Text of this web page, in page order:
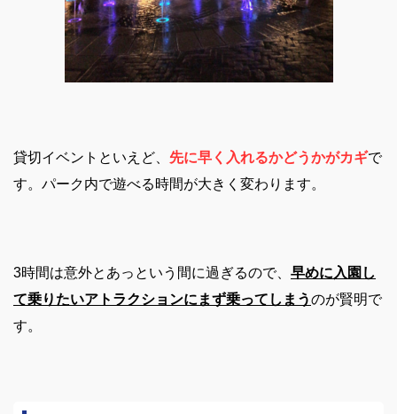
貸切イベントといえど、 先に早く入れるかどうかがカギで
す。パーク内で遊べる時間が大きく変わります。
3時間は意外とあっという間に過ぎるので、 早めに入園し
て乗りたいアトラクションにまず乗ってしまうのが賢明で
す。